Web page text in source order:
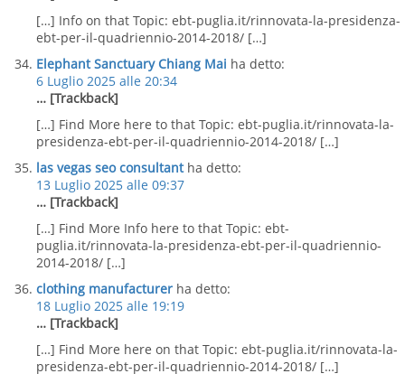
[…] Info on that Topic: ebt-puglia.it/rinnovata-la-presidenza-
ebt-per-il-quadriennio-2014-2018/ […]
Elephant Sanctuary Chiang Mai ha detto:
6 Luglio 2025 alle 20:34
… [Trackback]
[…] Find More here to that Topic: ebt-puglia.it/rinnovata-la-
presidenza-ebt-per-il-quadriennio-2014-2018/ […]
las vegas seo consultant ha detto:
13 Luglio 2025 alle 09:37
… [Trackback]
[…] Find More Info here to that Topic: ebt-
puglia.it/rinnovata-la-presidenza-ebt-per-il-quadriennio-
2014-2018/ […]
clothing manufacturer ha detto:
18 Luglio 2025 alle 19:19
… [Trackback]
[…] Find More here on that Topic: ebt-puglia.it/rinnovata-la-
presidenza-ebt-per-il-quadriennio-2014-2018/ […]